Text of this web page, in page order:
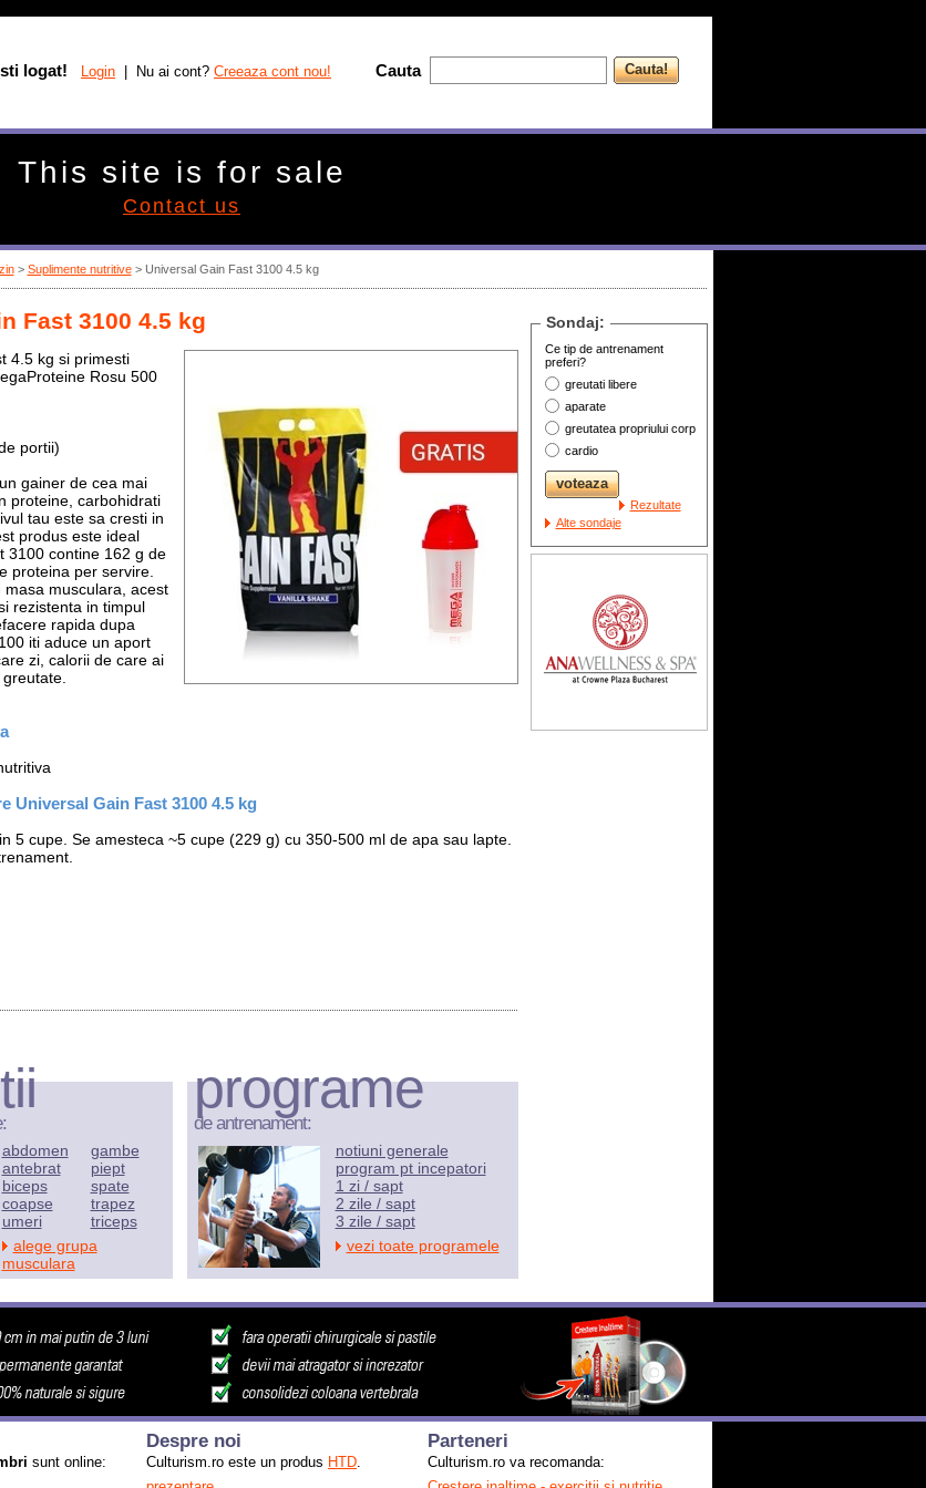
> Suplimente nutritive> Universal Gain Fast 3100 4.5 kg
Fast 3100 4.5 kg
4.5 kg si primesti
Rosu 500
portii)
gainer de cea mai
proteine, carbohidrati
tau este sa cresti in
produs este ideal
3100 contine 162 g de
proteina per servire.
musculara, acest
rezistenta in timpul
rapida dupa
iti aduce un aport
zi, calorii de care ai
Universal Gain Fast 3100 4.5 kg
5 cupe. Se amesteca ~5 cupe (229 g) cu 350-500 ml de apa sau lapte.
Sondaj:
Ce tip de antrenament
preferi?
greutati libere
aparate
greutatea propriului corp
cardio
Rezultate
Alte sondaje
abdomen
antebrat
biceps
coapse
umeri
gambe
piept
spate
trapez
triceps
alege grupa
musculara
programe
de antrenament:
notiuni generale
program pt incepatori
1 zi / sapt
2 zile / sapt
3 zile / sapt
vezi toate programele
sunt online:
Despre noi
Culturism.ro este un produs HTD.
Parteneri
Culturism.ro va recomanda:
logat! Login | Nu ai cont? Creeaza cont nou! Cauta
This site is for sale
Contact us